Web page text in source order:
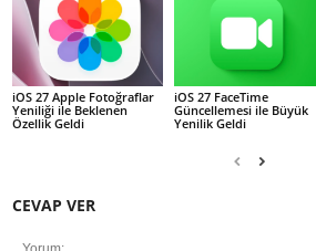
iOS 27 Apple Fotoğraflar
Yeniliği ile Beklenen
Özellik Geldi
iOS 27 FaceTime
Güncellemesi ile Büyük
Yenilik Geldi
CEVAP VER